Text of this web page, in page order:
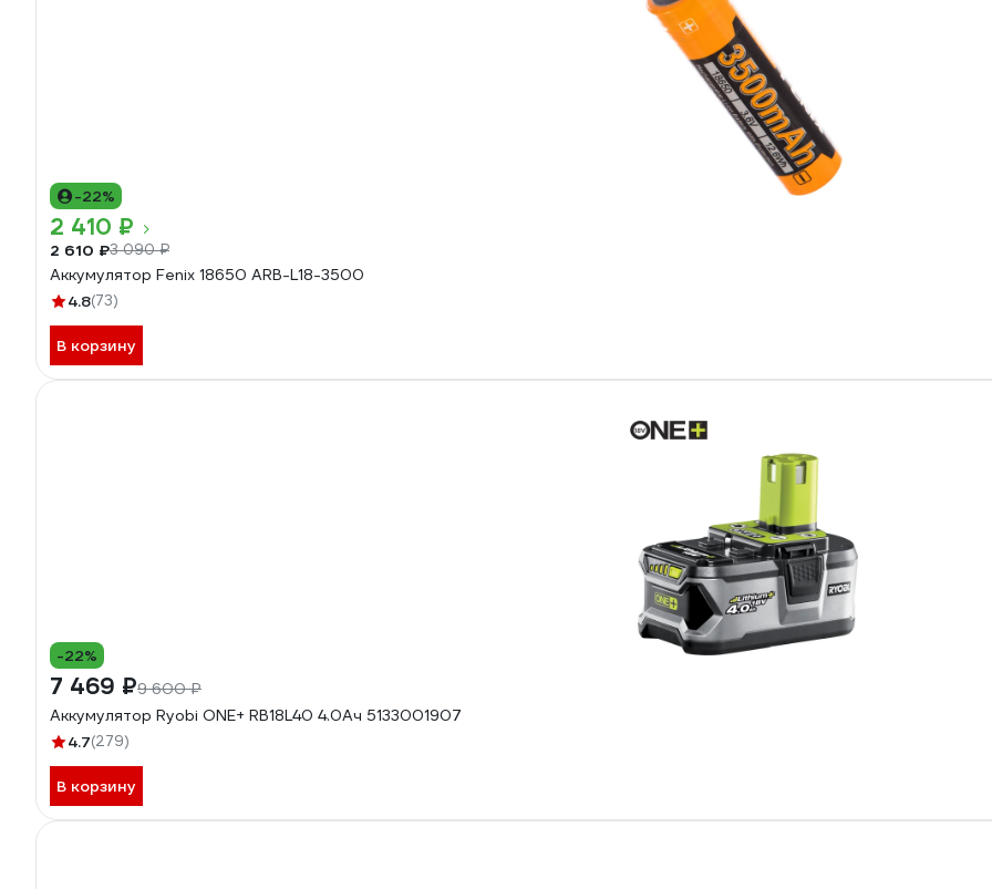
-22%
2 410 ₽
2 610 ₽3 090 ₽
Аккумулятор Fenix 18650 ARB-L18-3500
4.8(73)
В корзину
-22%
7 469 ₽9 600 ₽
Аккумулятор Ryobi ONE+ RB18L40 4.0Ач 5133001907
4.7(279)
В корзину